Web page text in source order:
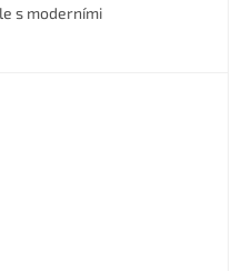
s moderními